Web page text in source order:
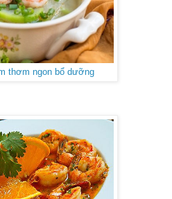
thơm ngon bổ dưỡng